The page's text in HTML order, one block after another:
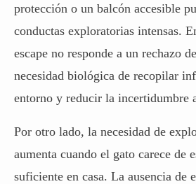
protección o un balcón accesible
conductas exploratorias intensas.
escape no responde a un rechazo
necesidad biológica de recopilar
entorno y reducir la incertidumbre
Por otro lado, la necesidad de
aumenta cuando el gato carece de
suficiente en casa. La ausencia de